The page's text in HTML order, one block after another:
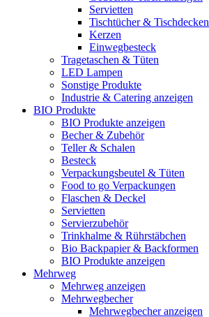
Servietten
Tischtücher & Tischdecken
Kerzen
Einwegbesteck
Tragetaschen & Tüten
LED Lampen
Sonstige Produkte
Industrie & Catering anzeigen
BIO Produkte
BIO Produkte anzeigen
Becher & Zubehör
Teller & Schalen
Besteck
Verpackungsbeutel & Tüten
Food to go Verpackungen
Flaschen & Deckel
Servietten
Servierzubehör
Trinkhalme & Rührstäbchen
Bio Backpapier & Backformen
BIO Produkte anzeigen
Mehrweg
Mehrweg anzeigen
Mehrwegbecher
Mehrwegbecher anzeigen